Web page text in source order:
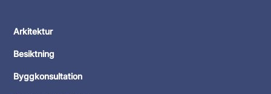
Arkitektur
Besiktning
Byggkonsultation